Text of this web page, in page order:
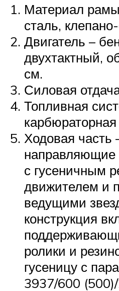
Материал
сталь,
Двигатель –
двухтактный,
см.
Силовая
Топливная
карбюраторная
Ходовая часть
с гусеничным
движителем и
ведущими
конструкция
ролики и
гусеницу с
3937/600